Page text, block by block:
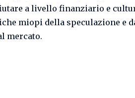
a livello finanziario e
miopi della speculazione e
mercato.